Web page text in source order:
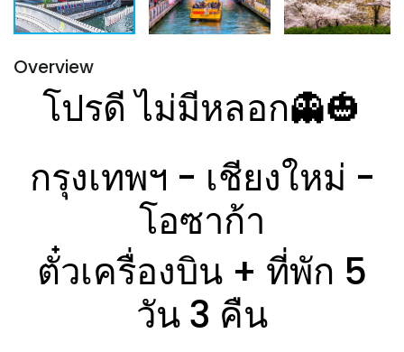
Overview
โปรดี ไม่มีหลอก👻🎃
กรุงเทพฯ - เชียงใหม่ -
โอซาก้า
ตั๋วเครื่องบิน + ที่พัก 5
วัน 3 คืน